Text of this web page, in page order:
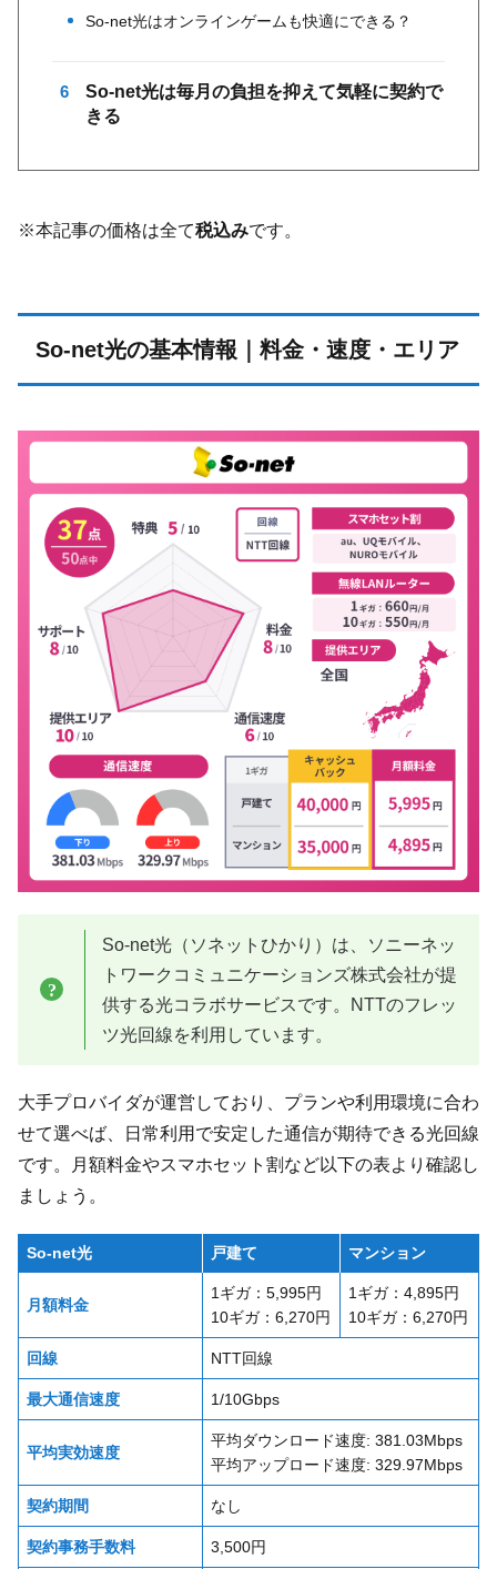
So-net光はオンラインゲームも快適にできる？
6
So-net光は毎月の負担を抑えて気軽に契約で
きる
※本記事の価格は全て税込みです。
So-net光の基本情報｜料金・速度・エリア
So-net光（ソネットひかり）は、ソニーネッ
トワークコミュニケーションズ株式会社が提
供する光コラボサービスです。NTTのフレッ
ツ光回線を利用しています。
大手プロバイダが運営しており、プランや利用環境に合わ
せて選べば、日常利用で安定した通信が期待できる光回線
です。月額料金やスマホセット割など以下の表より確認し
ましょう。
So-net光 戸建て マンション
月額料金
1ギガ：5,995円
10ギガ：6,270円
1ギガ：4,895円
10ギガ：6,270円
回線 NTT回線
最大通信速度 1/10Gbps
平均実効速度
平均ダウンロード速度: 381.03Mbps
平均アップロード速度: 329.97Mbps
契約期間 なし
契約事務手数料 3,500円